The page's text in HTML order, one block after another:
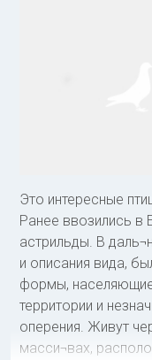
самца.
Это интересные
Ранее ввозились в
астрильды. В
и описания вида,
формы,
территории и
оперения. Живут
масси¬вах,